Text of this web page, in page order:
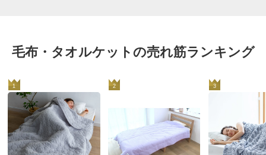
毛布・タオルケットの売れ筋ランキング
1 2 3